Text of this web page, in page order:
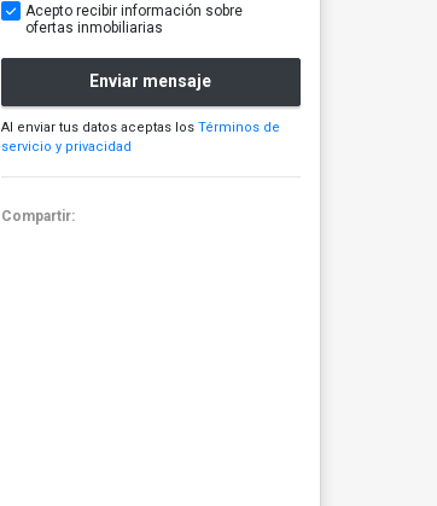
Acepto recibir información sobre
ofertas inmobiliarias
Enviar mensaje
Al enviar tus datos aceptas los Términos de
servicio y privacidad
Compartir: